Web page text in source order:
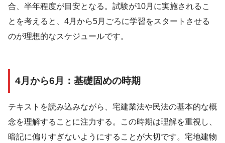
合、半年程度が目安となる。試験が10月に実施されるこ
とを考えると、4月から5月ごろに学習をスタートさせる
のが理想的なスケジュールです。
4月から6月：基礎固めの時期
テキストを読み込みながら、宅建業法や民法の基本的な概
念を理解することに注力する。この時期は理解を重視し、
暗記に偏りすぎないようにすることが大切です。宅地建物